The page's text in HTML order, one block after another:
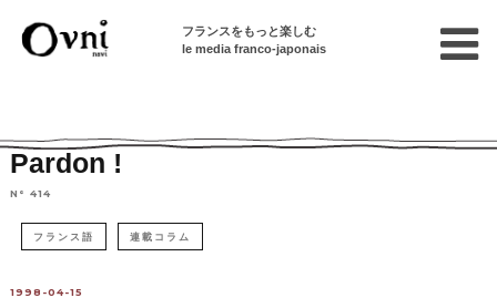
フランスをもっと楽しむ
le media franco-japonais
Pardon !
N° 414
フランス語 連載コラム
1998-04-15